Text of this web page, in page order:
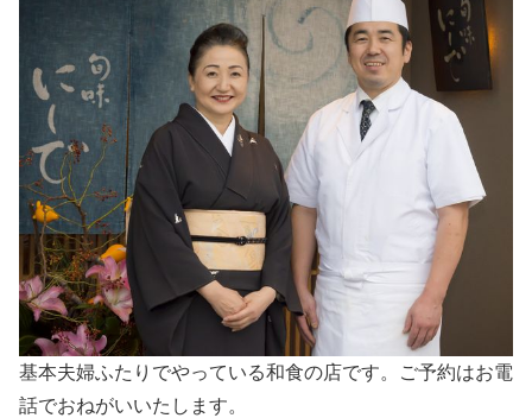
基本夫婦ふたりでやっている和食の店です。ご予約はお電
話でおねがいいたします。